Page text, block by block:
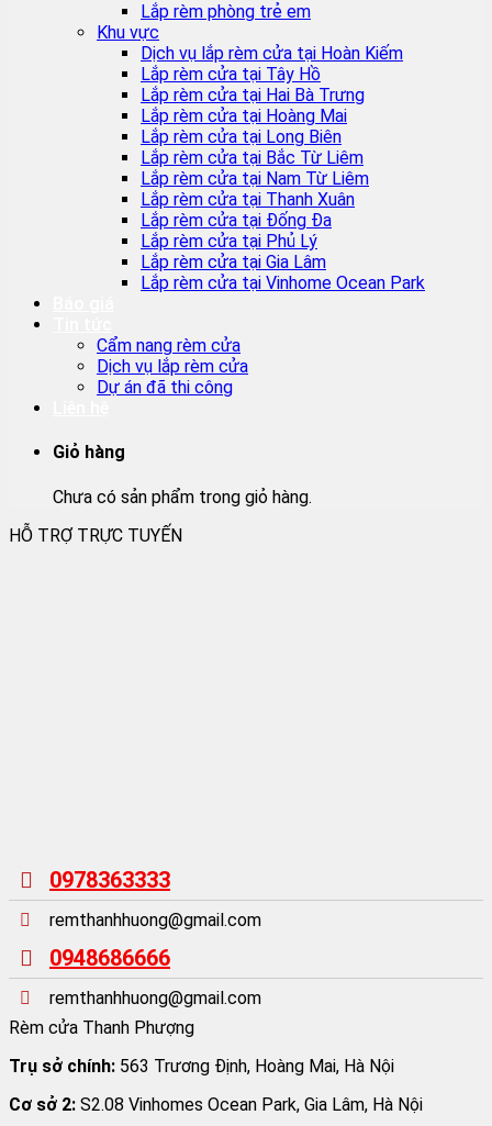
Lắp rèm phòng trẻ em
Khu vực
Dịch vụ lắp rèm cửa tại Hoàn Kiếm
Lắp rèm cửa tại Tây Hồ
Lắp rèm cửa tại Hai Bà Trưng
Lắp rèm cửa tại Hoàng Mai
Lắp rèm cửa tại Long Biên
Lắp rèm cửa tại Bắc Từ Liêm
Lắp rèm cửa tại Nam Từ Liêm
Lắp rèm cửa tại Thanh Xuân
Lắp rèm cửa tại Đống Đa
Lắp rèm cửa tại Phủ Lý
Lắp rèm cửa tại Gia Lâm
Lắp rèm cửa tại Vinhome Ocean Park
Cẩm nang rèm cửa
Dịch vụ lắp rèm cửa
Dự án đã thi công
Giỏ hàng
Chưa có sản phẩm trong giỏ hàng.
HỖ TRỢ TRỰC TUYẾN
0978363333
remthanhhuong@gmail.com
0948686666
remthanhhuong@gmail.com
Rèm cửa Thanh Phượng
Trụ sở chính: 563 Trương Định, Hoàng Mai, Hà Nội
Cơ sở 2: S2.08 Vinhomes Ocean Park, Gia Lâm, Hà Nội